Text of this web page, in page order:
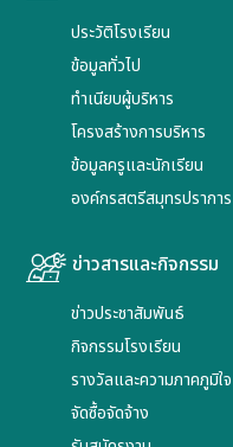
ประวัติโรงเรียน
ข้อมูลทั่วไป
ทำเนียบผู้บริหาร
โครงสร้างการบริหาร
ข้อมูลครูและนักเรียน
องค์กรสตรีสมุทรปราการ
ข่าวสารและกิจกรรม
ข่าวประชาสัมพันธ์
กิจกรรมโรงเรียน
รางวัลและความภาคภูมิใจ
จัดซื้อจัดจ้าง